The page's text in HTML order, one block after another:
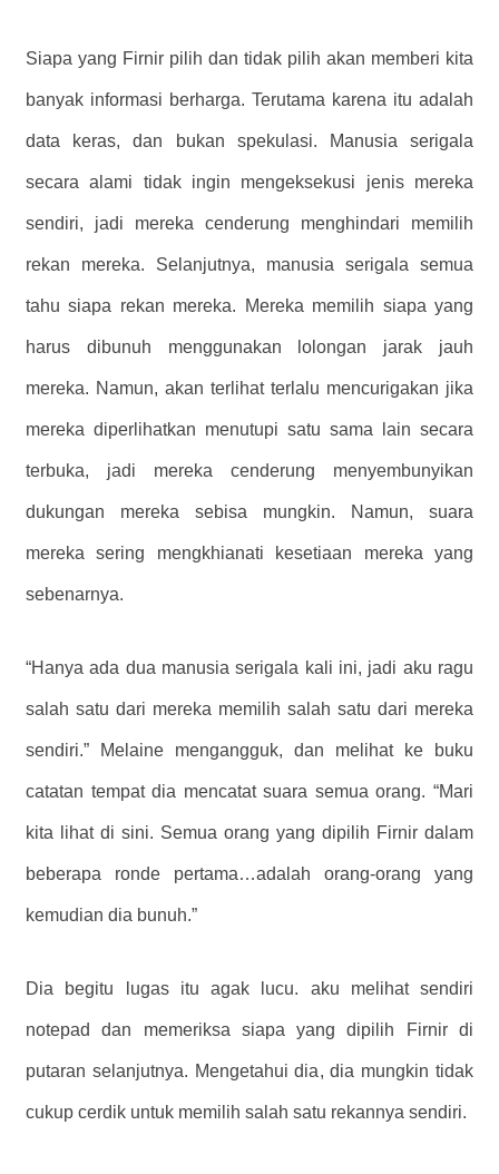
Siapa yang Firnir pilih dan tidak pilih akan memberi kita
banyak informasi berharga. Terutama karena itu adalah
data keras, dan bukan spekulasi. Manusia serigala
secara alami tidak ingin mengeksekusi jenis mereka
sendiri, jadi mereka cenderung menghindari memilih
rekan mereka. Selanjutnya, manusia serigala semua
tahu siapa rekan mereka. Mereka memilih siapa yang
harus dibunuh menggunakan lolongan jarak jauh
mereka. Namun, akan terlihat terlalu mencurigakan jika
mereka diperlihatkan menutupi satu sama lain secara
terbuka, jadi mereka cenderung menyembunyikan
dukungan mereka sebisa mungkin. Namun, suara
mereka sering mengkhianati kesetiaan mereka yang
sebenarnya.
“Hanya ada dua manusia serigala kali ini, jadi aku ragu
salah satu dari mereka memilih salah satu dari mereka
sendiri.” Melaine mengangguk, dan melihat ke buku
catatan tempat dia mencatat suara semua orang. “Mari
kita lihat di sini. Semua orang yang dipilih Firnir dalam
beberapa ronde pertama…adalah orang-orang yang
kemudian dia bunuh.”
Dia begitu lugas itu agak lucu. aku melihat sendiri
notepad dan memeriksa siapa yang dipilih Firnir di
putaran selanjutnya. Mengetahui dia, dia mungkin tidak
cukup cerdik untuk memilih salah satu rekannya sendiri.